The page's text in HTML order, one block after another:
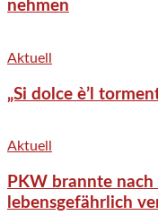
nehmen
Aktuell
„Si dolce è’l
Aktuell
PKW brannte
lebensgefährlich